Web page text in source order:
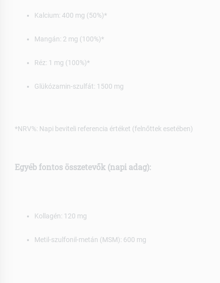
Kalcium: 400 mg (50%)*
Mangán: 2 mg (100%)*
Réz: 1 mg (100%)*
Glükózamin-szulfát: 1500 mg
*NRV%: Napi beviteli referencia értéket (felnőttek esetében)
Egyéb fontos összetevők (napi adag):
Kollagén: 120 mg
Metil-szulfonil-metán (MSM): 600 mg